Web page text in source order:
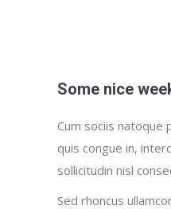
Some nice
Cum sociis natoque
quis congue in,
sollicitudin nisl
Sed rhoncus